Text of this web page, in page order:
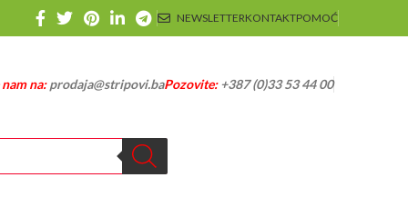
NEWSLETTERKONTAKTPOMOĆ
na:prodaja@stripovi.baPozovite:+387 (0)33 53 44 00